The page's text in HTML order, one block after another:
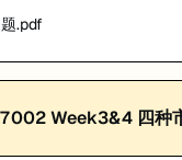
.pdf
Week3&4 四种